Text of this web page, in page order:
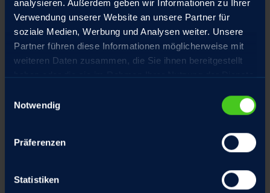
analysieren. Außerdem geben wir Informationen zu Ihrer
Verwendung unserer Website an unsere Partner für
soziale Medien, Werbung und Analysen weiter. Unsere
Partner führen diese Informationen möglicherweise mit
weiteren Daten zusammen, die Sie ihnen bereitgestellt
Notwendig
Präferenzen
Statistiken
Hochpräzisions-Gewindetriebe aus
eigener Fertigung, spielarm geschliffen
Sonderausstattung